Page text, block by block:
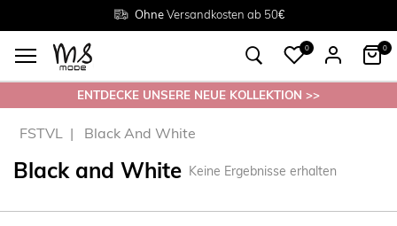
OhneVersandkosten ab 50€
Grösse38 - 54
Rückgabe innerhalb 30 Tagen
0 0
ENTDECKE UNSERE NEUE KOLLEKTION >>
FSTVL Black And White
Black and White Keine Ergebnisse erhalten